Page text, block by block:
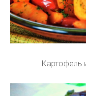
Картофель